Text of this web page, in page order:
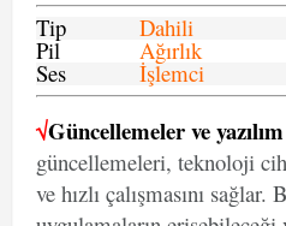
Tip
Dahili
Pil Ağırlık
Ses İşlemci
√Güncellemeler ve
güncellemeleri, teknoloji
ve hızlı çalışmasını sağlar.